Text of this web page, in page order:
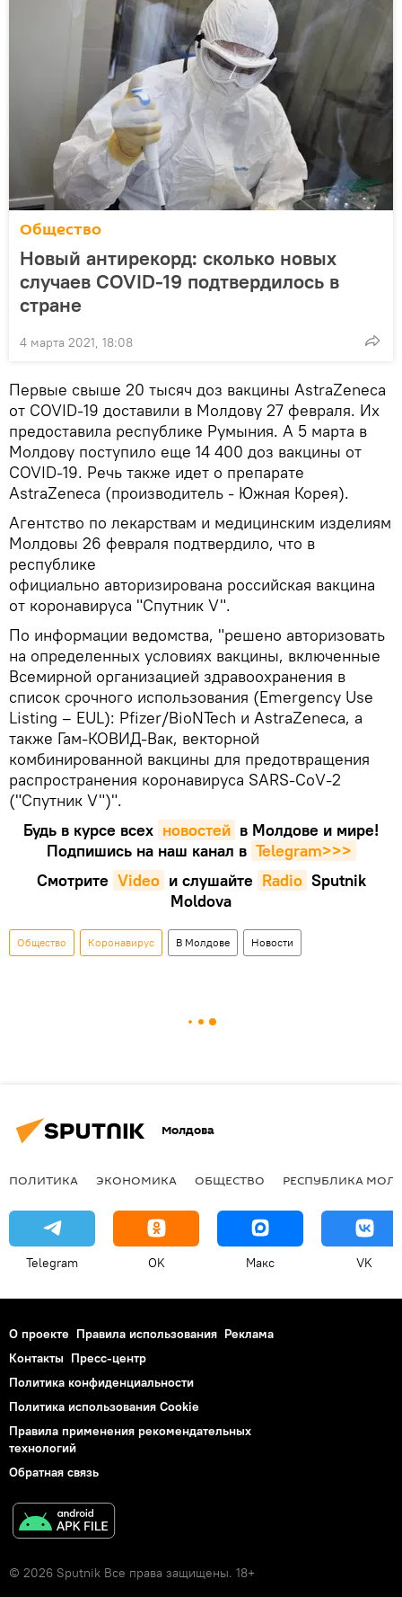
Общество
Новый антирекорд: сколько новых
случаев COVID-19 подтвердилось в
стране
4 марта 2021, 18:08
Первые свыше 20 тысяч доз вакцины AstraZeneca
от COVID-19 доставили в Молдову 27 февраля. Их
предоставила республике Румыния. А 5 марта в
Молдову поступило еще 14 400 доз вакцины от
COVID-19. Речь также идет о препарате
AstraZeneca (производитель - Южная Корея).
Агентство по лекарствам и медицинским изделиям
Молдовы 26 февраля подтвердило, что в
республике
официально авторизирована российская вакцина
от коронавируса "Спутник V".
По информации ведомства, "решено авторизовать
на определенных условиях вакцины, включенные
Всемирной организацией здравоохранения в
список срочного использования (Emergency Use
Listing – EUL): Pfizer/BioNTech и AstraZeneca, а
также Гам-КОВИД-Вак, векторной
комбинированной вакцины для предотвращения
распространения коронавируса SARS-CoV-2
("Спутник V")".
Будь в курсе всех новостей в Молдове и мире!
Подпишись на наш канал в Telegram>>>
Смотрите Video и слушайте Radio Sputnik
Moldova
Общество Коронавирус В Молдове Новости
Молдова
ПОЛИТИКА ЭКОНОМИКА ОБЩЕСТВО РЕСПУБЛИКА
Telegram OK Макс VK
О проекте Правила использования Реклама
Контакты Пресс-центр
Политика конфиденциальности
Политика использования Cookie
Правила применения рекомендательных
технологий
Обратная связь
© 2026 Sputnik Все права защищены. 18+